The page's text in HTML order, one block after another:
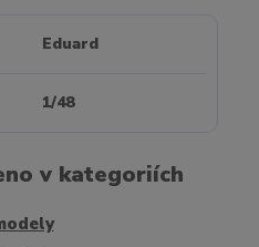
Eduard
1/48
v kategoriích